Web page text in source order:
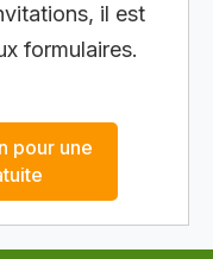
il est
formulaires.
pour une